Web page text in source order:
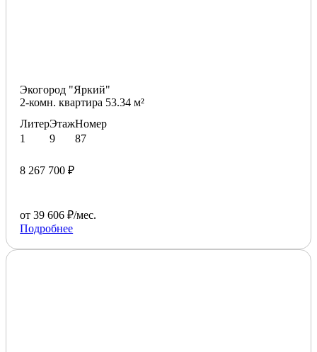
Экогород "Яркий"
2-комн. квартира 53.34 м²
Литер
1
Этаж
9
Номер
87
8 267 700 ₽
от 39 606 ₽/мес.
Подробнее